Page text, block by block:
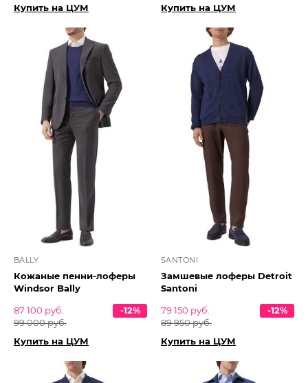
Купить на ЦУМ Купить на ЦУМ
BALLY
Кожаные пенни-лоферы
Windsor Bally
87 100 руб.
99 000 руб.
-12%
Купить на ЦУМ
SANTONI
Замшевые лоферы Detroit
Santoni
79 150 руб.
89 950 руб.
-12%
Купить на ЦУМ